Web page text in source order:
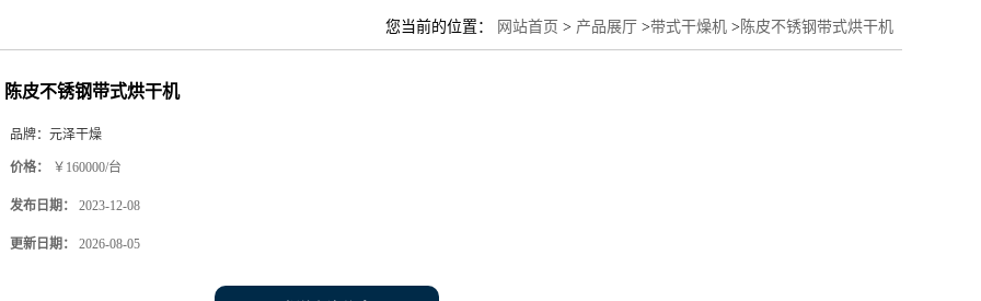
您当前的位置： 网站首页 > 产品展厅 >带式干燥机 >陈皮不锈钢带式烘干机
陈皮不锈钢带式烘干机
品牌： 元泽干燥
价格： ￥160000/台
发布日期： 2023-12-08
更新日期： 2026-08-05